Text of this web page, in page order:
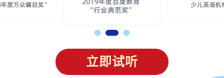
立即试听